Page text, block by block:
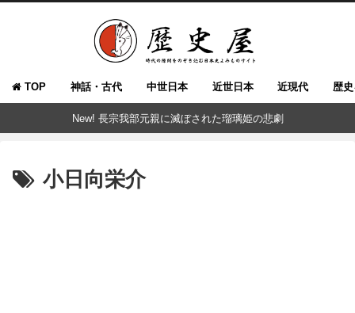
TOP 神話・古代 中世日本 近世日本 近現代 歴
New! 長宗我部元親に滅ぼされた瑠璃姫の悲劇
小日向栄介